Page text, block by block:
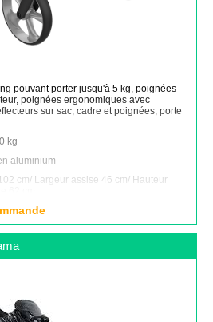
pouvant porter jusqu'à 5 kg, poignées
poignées ergonomiques avec
sur sac, cadre et poignées, porte
kg
aluminium
cm/ Largeur assise 46 cm/ Hauteur